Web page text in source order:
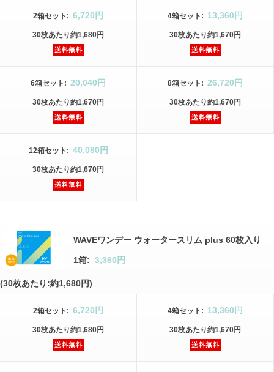
2箱セット : 6,720円
30枚あたり約1,680円
4箱セット : 13,360円
30枚あたり約1,670円
6箱セット : 20,040円
30枚あたり約1,670円
8箱セット : 26,720円
30枚あたり約1,670円
12箱セット : 40,080円
30枚あたり約1,670円
WAVEワンデー ウォータースリム plus 60枚入り
1箱: 3,360円
(30枚あたり:約1,680円)
2箱セット : 6,720円
30枚あたり約1,680円
4箱セット : 13,360円
30枚あたり約1,670円